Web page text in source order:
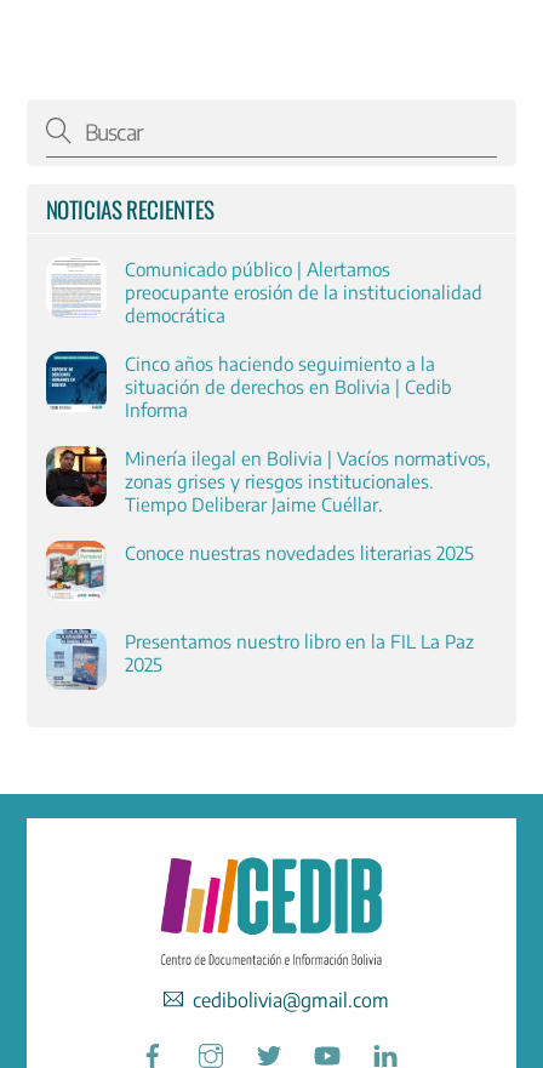
NOTICIAS RECIENTES
Comunicado público | Alertamos
preocupante erosión de la institucionalidad
democrática
Cinco años haciendo seguimiento a la
situación de derechos en Bolivia | Cedib
Informa
Minería ilegal en Bolivia | Vacíos normativos,
zonas grises y riesgos institucionales.
Tiempo Deliberar Jaime Cuéllar.
Conoce nuestras novedades literarias 2025
Presentamos nuestro libro en la FIL La Paz
2025
cedibolivia@gmail.com
Facebook